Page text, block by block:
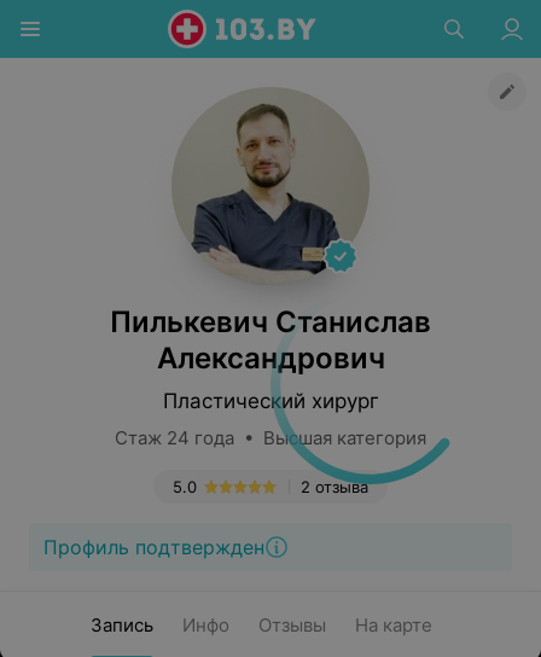
Пилькевич Станислав
Александрович
Пластический хирург
Стаж 24 года • Высшая категория
2 отзыва
5.0
Профиль подтвержден
Запись Инфо Отзывы На карте